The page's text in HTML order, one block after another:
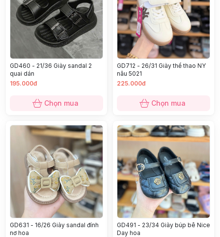
GD460 - 21/36 Giày sandal 2
quai dán
195.000đ
Chọn mua
GD712 - 26/31 Giày thể thao NY
nâu 5021
225.000đ
Chọn mua
GD631 - 16/26 Giày sandal đính
nơ hoa
GD491 - 23/34 Giày búp bê Nice
Day hoa